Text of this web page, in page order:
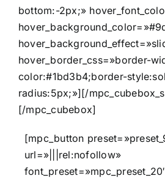
bottom:-2px;»
hover_border_css=»border-
color:#1bd3b4;border-
radius:5px;»][/
[/mpc_cubebox]
[mpc_button
url=»|||rel:nofollow»